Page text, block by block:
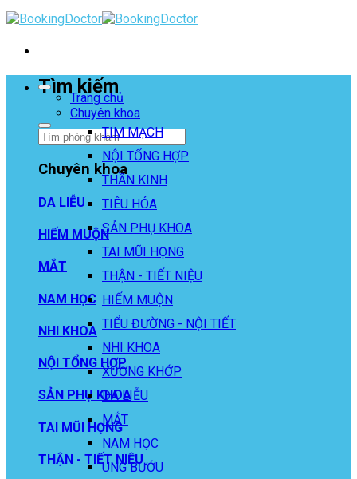
Skip
to
Tìm kiếm
Chuyên khoa
DA LIỄU
HIẾM MUỘN
MẮT
NAM HỌC
NHI KHOA
NỘI TỔNG HỢP
SẢN PHỤ KHOA
TAI MŨI HỌNG
THẬN - TIẾT NIỆU
Trang chủ
Chuyên khoa
TIM MẠCH
NỘI TỔNG HỢP
THẦN KINH
TIÊU HÓA
SẢN PHỤ KHOA
TAI MŨI HỌNG
THẬN - TIẾT NIỆU
HIẾM MUỘN
TIỂU ĐƯỜNG - NỘI TIẾT
NHI KHOA
XƯƠNG KHỚP
DA LIỄU
MẮT
NAM HỌC
UNG BƯỚU